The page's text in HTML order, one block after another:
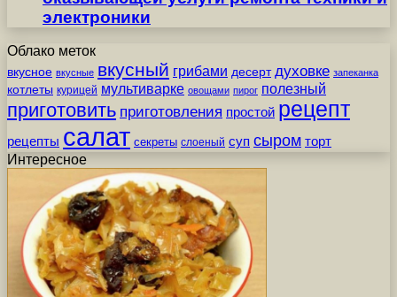
электроники
Облако меток
вкусное вкусные вкусный грибами десерт духовке запеканка
котлеты курицей мультиварке овощами пирог полезный
приготовить приготовления простой рецепт
рецепты салат секреты слоеный суп сыром торт
Интересное